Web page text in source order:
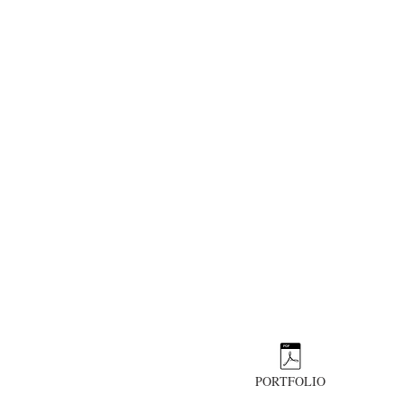
PORTFOLIO